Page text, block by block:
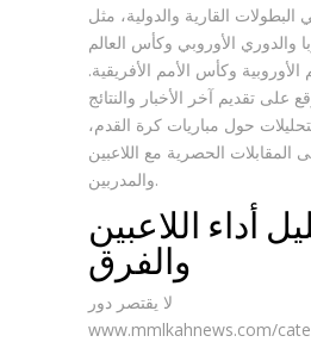
القارية والدولية، مثل
والدوري الأوروبي وكأس العالم
الأوروبية وكأس الأمم الأفريقية.
على تقديم آخر الأخبار والنتائج
حول مباريات كرة القدم،
المقابلات الحصرية مع اللاعبين
والمدربين.
أداء اللاعبين
والفرق
لا يقتصر دور
www.mmlkahnews.com/